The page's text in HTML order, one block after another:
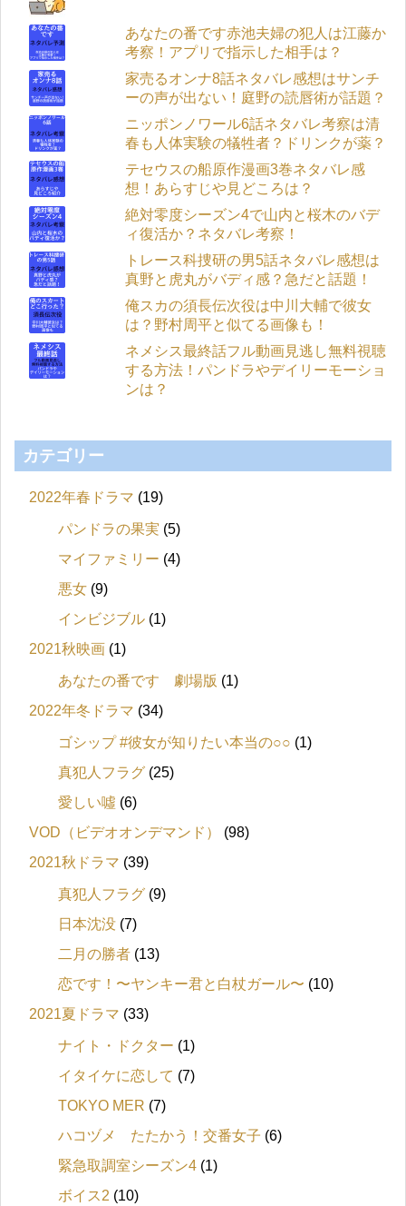
あなたの番です赤池夫婦の犯人は江藤か
考察！アプリで指示した相手は？
家売るオンナ8話ネタバレ感想はサンチ
ーの声が出ない！庭野の読唇術が話題？
ニッポンノワール6話ネタバレ考察は清
春も人体実験の犠牲者？ドリンクが薬？
テセウスの船原作漫画3巻ネタバレ感
想！あらすじや見どころは？
絶対零度シーズン4で山内と桜木のバデ
ィ復活か？ネタバレ考察！
トレース科捜研の男5話ネタバレ感想は
真野と虎丸がバディ感？急だと話題！
俺スカの須長伝次役は中川大輔で彼女
は？野村周平と似てる画像も！
ネメシス最終話フル動画見逃し無料視聴
する方法！パンドラやデイリーモーショ
ンは？
カテゴリー
2022年春ドラマ (19)
パンドラの果実 (5)
マイファミリー (4)
悪女 (9)
インビジブル (1)
2021秋映画 (1)
あなたの番です 劇場版 (1)
2022年冬ドラマ (34)
ゴシップ #彼女が知りたい本当の○○ (1)
真犯人フラグ (25)
愛しい噓 (6)
VOD（ビデオオンデマンド）
(98)
2021秋ドラマ (39)
真犯人フラグ (9)
日本沈没 (7)
二月の勝者 (13)
恋です！〜ヤンキー君と白杖ガール〜 (10)
2021夏ドラマ (33)
ナイト・ドクター (1)
イタイケに恋して (7)
TOKYO MER (7)
ハコヅメ たたかう！交番女子 (6)
緊急取調室シーズン4 (1)
ボイス2 (10)